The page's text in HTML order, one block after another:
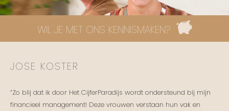
WIL JE MET ONS KENNISMAKEN?
JOSE KOSTER
“Zo blij dat ik door Het CijferParadijs wordt ondersteund bij mijn
financieel management! Deze vrouwen verstaan hun vak en